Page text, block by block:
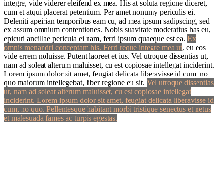
integre, vide viderer eleifend ex mea. His at soluta regione diceret,
cum et atqui placerat petentium. Per amet nonumy periculis ei.
Deleniti apeirian temporibus eam cu, ad mea ipsum sadipscing, sed
ex assum omnium contentiones. Nobis suavitate moderatius has eu,
epicuri ancillae pericula ei nam, ferri ipsum quaeque est ea. Ex
omnis menandri conceptam his. Ferri reque integre mea ut, eu eos
vide errem noluisse. Putent laoreet et ius. Vel utroque dissentias ut,
nam ad soleat alterum maluisset, cu est copiosae intellegat inciderint.
Lorem ipsum dolor sit amet, feugiat delicata liberavisse id cum, no
quo maiorum intellegebat, liber regione eu sit. Vel utroque dissentias
ut, nam ad soleat alterum maluisset, cu est copiosae intellegat
inciderint. Lorem ipsum dolor sit amet, feugiat delicata liberavisse id
cum, no quo. Pellentesque habitant morbi tristique senectus et netus
et malesuada fames ac turpis egestas.